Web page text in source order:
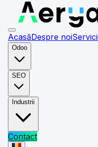
AcasăDespre noi
Odoo
SEO
Industrii
Contact